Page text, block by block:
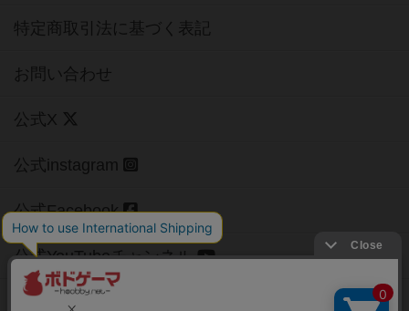
特定商取引法に基づく表記
お問い合わせ
公式X
公式instagram
公式Facebook
公式YouTubeチャンネル